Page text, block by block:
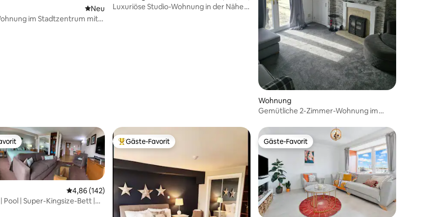
4,84 von 5, 88 Bewertungen
Neue Unterkunft
Neu
im Stadtzentrum mit
Luxuriöse Studio-Wohnung in der Nähe
Wohnung
Gemütliche 2-Zimmer-Wohnung im
Durchschnittliche Bewertung: 4,86 von 5, 142 Bewertungen
4,86 (142)
Pool | Super-Kingsize-Bett |
Beliebter Gäste-Favorit.
Gäste-Favorit Gäste-Favorit
Gäste-Favorit